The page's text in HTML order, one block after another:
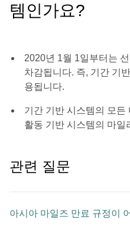
템인가요?
2020년 1월 1일부터는
차감됩니다. 즉, 기간 기
용됩니다.
기간 기반 시스템의 모든
활동 기반 시스템의 마일
관련 질문
아시아 마일즈 만료 규정이